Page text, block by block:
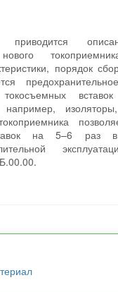
нового
порядок
например,
на 5–6 раз в